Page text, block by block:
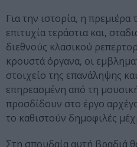
Για την ιστορία, η πρεμιέρα
επιτυχία τεράστια και,
διεθνούς κλασικού
κρουστά όργανα, οι
στοιχείο της επανάληψης
επηρεασμένη από τη
προσδίδουν στο έργο
το καθιστούν δημοφιλές
Στη σπουδαία αυτή βραδιά